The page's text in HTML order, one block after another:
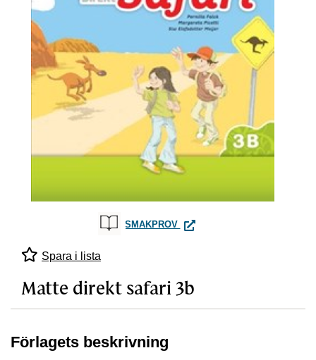
SMAKPROV MATTE DIREKT SAFARI 3B
Spara i lista
Matte direkt safari 3b
Förlagets beskrivning